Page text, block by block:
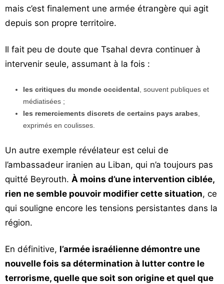
mais c’est finalement une armée étrangère qui agit
depuis son propre territoire.
Il fait peu de doute que Tsahal devra continuer à
intervenir seule, assumant à la fois :
les critiques du monde occidental , souvent publiques et
médiatisées ;
les remerciements discrets de certains pays arabes
exprimés en coulisses.
Un autre exemple révélateur est celui de
l’ambassadeur iranien au Liban, qui n’a toujours pas
quitté Beyrouth. À moins d’une intervention ciblée,
rien ne semble pouvoir modifier cette situation, ce
qui souligne encore les tensions persistantes dans la
région.
En définitive, l’armée israélienne démontre une
nouvelle fois sa détermination à lutter contre le
terrorisme, quelle que soit son origine et quel que